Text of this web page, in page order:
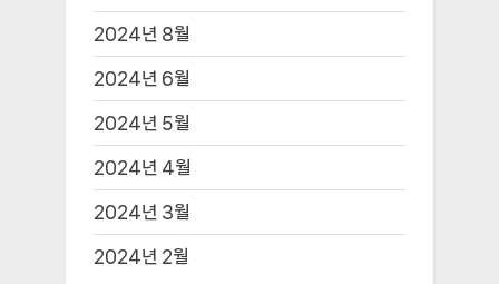
2024년 8월
2024년 6월
2024년 5월
2024년 4월
2024년 3월
2024년 2월